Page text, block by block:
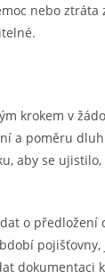
nebo
krokem v
a poměru
aby se
o
dokumentaci